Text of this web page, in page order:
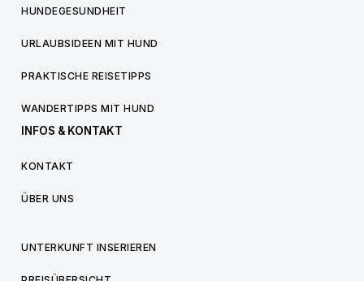
HUNDEGESUNDHEIT
URLAUBSIDEEN MIT HUND
PRAKTISCHE REISETIPPS
WANDERTIPPS MIT HUND
INFOS & KONTAKT
KONTAKT
ÜBER UNS
UNTERKUNFT INSERIEREN